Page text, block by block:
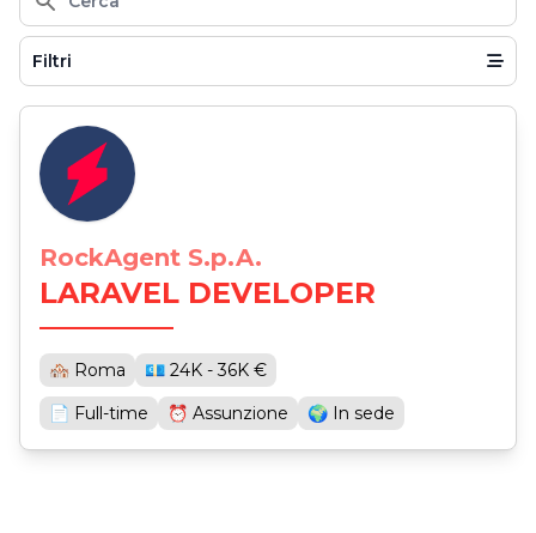
RockAgent S.p.A.
LARAVEL DEVELOPER
🏘 Roma
💶 24K - 36K €
📄 Full-time
⏰ Assunzione 🌍 In sede
Cerca
Filtri